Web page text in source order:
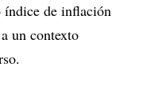
índice de inflación
un contexto